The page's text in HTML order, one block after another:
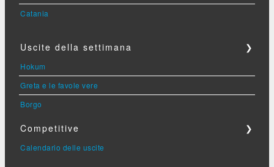
Catania
Uscite della settimana ❯
Hokum
Greta e le favole vere
Borgo
Competitive ❯
Calendario delle uscite